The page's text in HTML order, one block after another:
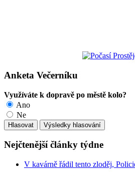
Anketa Večerníku
Využíváte k dopravě po městě kolo?
Ano
Ne
Nejčtenější články týdne
V kavárně řádil tento zloděj,